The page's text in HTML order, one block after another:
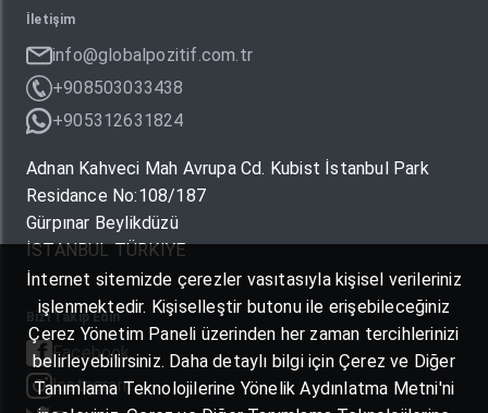
İletişim
info@globalpozitif.com.tr
+908503033438
+905312631824
Adnan Kahveci Mah Avrupa Cd. Kubist İstanbul Park
Residance No:108/187
Gürpınar Beylikdüzü
İSTANBUL TÜRKIYE
Bizi Takip Edin
Facebook
Instagram
İnternet sitemizde çerezler vasıtasıyla kişisel verileriniz
işlenmektedir. Kişiselleştir butonu ile erişebileceğiniz
Çerez Yönetim Paneli üzerinden her zaman tercihlerinizi
belirleyebilirsiniz. Daha detaylı bilgi için Çerez ve Diğer
Tanımlama Teknolojilerine Yönelik Aydınlatma Metni'ni